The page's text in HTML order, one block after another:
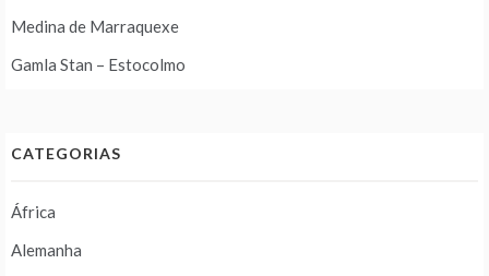
Medina de Marraquexe
Gamla Stan – Estocolmo
CATEGORIAS
África
Alemanha